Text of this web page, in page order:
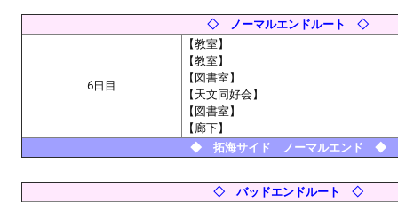
Star Wars Jedi Knight: Dark Force II
Star Wars Knights of the Old Republic 1
Star Wars Knights of the Old Republic 2
Titan Quest Immortal Throne
Ведьмак 1
◇ ノーマルエンドルート ◇
6日目
【教室】
【教室】
【図書室】
【天文同好会】
【図書室】
【廊下】
◆ 拓海サイド ノーマルエンド ◆
◇ バッドエンドルート ◇